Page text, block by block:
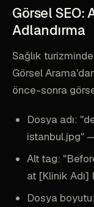
Görsel SEO:
Adlandırma
Sağlık
Görsel
önce-sonra
Dosya adı:
istanbul.jpg"
Alt tag:
at [Klinik Adı]
Dosya